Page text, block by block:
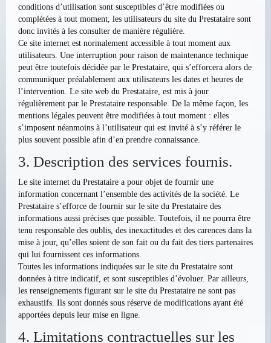
conditions d’utilisation sont susceptibles d’être modifiées ou
complétées à tout moment, les utilisateurs du site du Prestataire sont
donc invités à les consulter de manière régulière.
Ce site internet est normalement accessible à tout moment aux
utilisateurs. Une interruption pour raison de maintenance technique
peut être toutefois décidée par le Prestataire, qui s’efforcera alors de
communiquer préalablement aux utilisateurs les dates et heures de
l’intervention. Le site web du Prestataire, est mis à jour
régulièrement par le Prestataire responsable. De la même façon, les
mentions légales peuvent être modifiées à tout moment : elles
s’imposent néanmoins à l’utilisateur qui est invité à s’y référer le
plus souvent possible afin d’en prendre connaissance.
3. Description des services fournis.
Le site internet du Prestataire a pour objet de fournir une
information concernant l’ensemble des activités de la société. Le
Prestataire s’efforce de fournir sur le site du Prestataire des
informations aussi précises que possible. Toutefois, il ne pourra être
tenu responsable des oublis, des inexactitudes et des carences dans la
mise à jour, qu’elles soient de son fait ou du fait des tiers partenaires
qui lui fournissent ces informations.
Toutes les informations indiquées sur le site du Prestataire sont
données à titre indicatif, et sont susceptibles d’évoluer. Par ailleurs,
les renseignements figurant sur le site du Prestataire ne sont pas
exhaustifs. Ils sont donnés sous réserve de modifications ayant été
apportées depuis leur mise en ligne.
4. Limitations contractuelles sur les